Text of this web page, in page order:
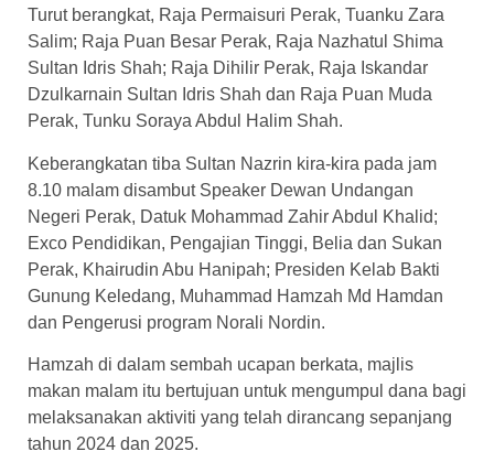
Turut berangkat, Raja Permaisuri Perak, Tuanku Zara
Salim; Raja Puan Besar Perak, Raja Nazhatul Shima
Sultan Idris Shah; Raja Dihilir Perak, Raja Iskandar
Dzulkarnain Sultan Idris Shah dan Raja Puan Muda
Perak, Tunku Soraya Abdul Halim Shah.
Keberangkatan tiba Sultan Nazrin kira-kira pada jam
8.10 malam disambut Speaker Dewan Undangan
Negeri Perak, Datuk Mohammad Zahir Abdul Khalid;
Exco Pendidikan, Pengajian Tinggi, Belia dan Sukan
Perak, Khairudin Abu Hanipah; Presiden Kelab Bakti
Gunung Keledang, Muhammad Hamzah Md Hamdan
dan Pengerusi program Norali Nordin.
Hamzah di dalam sembah ucapan berkata, majlis
makan malam itu bertujuan untuk mengumpul dana bagi
melaksanakan aktiviti yang telah dirancang sepanjang
tahun 2024 dan 2025.